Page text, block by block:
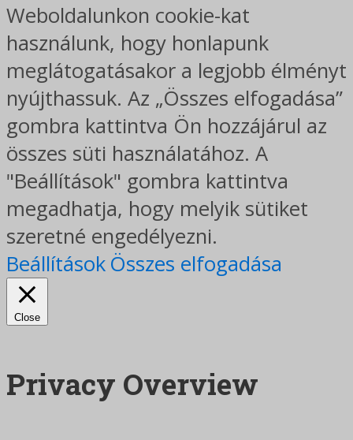
Weboldalunkon cookie-kat
használunk, hogy honlapunk
meglátogatásakor a legjobb élményt
nyújthassuk. Az „Összes elfogadása”
gombra kattintva Ön hozzájárul az
összes süti használatához. A
"Beállítások" gombra kattintva
megadhatja, hogy melyik sütiket
szeretné engedélyezni.
Beállítások Összes elfogadása
Close
Privacy Overview